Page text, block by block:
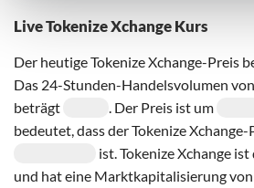
Live Tokenize Xchange Kurs
Der heutige Tokenize Xchange-Preis
Das 24-Stunden-Handelsvolumen
beträgt
. Der Preis ist um
bedeutet, dass der Tokenize Xchange-
ist. Tokenize Xchange
und hat eine Marktkapitalisierung von